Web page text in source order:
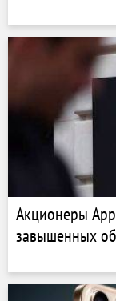
Акционеры
завышенных